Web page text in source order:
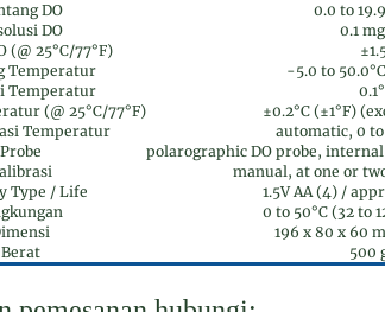
DO
0.0 to
DO
0.1
(@ 25°C/77°F)
Temperatur
-5.0 to
Temperatur
(@ 25°C/77°F)
±0.2°C (±1°F)
Temperatur
automatic, 0 to
Probe
polarographic DO probe,
manual, at one or
Type / Life
1.5V AA (4) /
0 to 50°C (32 to
196 x 80 x 60
Berat
500